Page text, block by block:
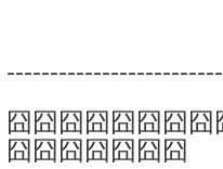
囧囧囧囧囧囧囧
囧囧囧囧囧囧囧